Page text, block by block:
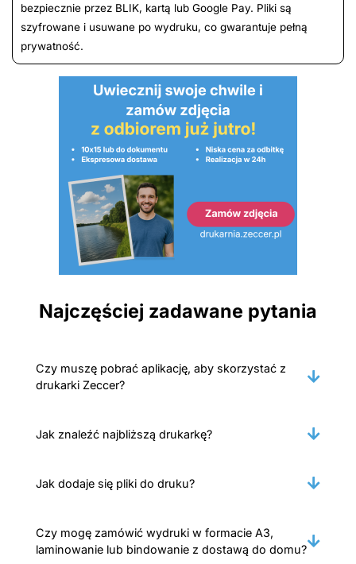
bezpiecznie przez BLIK, kartą lub Google Pay. Pliki są
szyfrowane i usuwane po wydruku, co gwarantuje pełną
prywatność.
Najczęściej zadawane pytania
Czy muszę pobrać aplikację, aby skorzystać z
drukarki Zeccer?
Jak znaleźć najbliższą drukarkę?
Jak dodaje się pliki do druku?
Czy mogę zamówić wydruki w formacie A3,
laminowanie lub bindowanie z dostawą do domu?